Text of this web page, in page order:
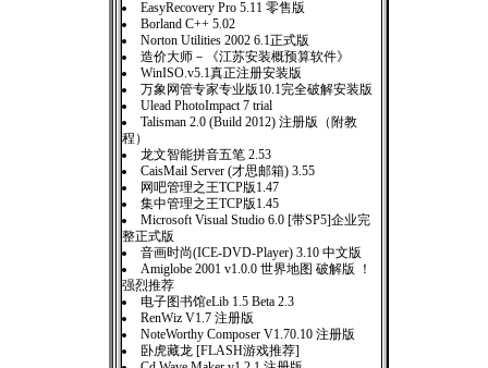
EasyRecovery Pro 5.11 零售版
Borland C++ 5.02
Norton Utilities 2002 6.1正式版
造价大师－《江苏安装概预算软件》
WinISO.v5.1真正注册安装版
万象网管专家专业版10.1完全破解安装版
Ulead PhotoImpact 7 trial
Talisman 2.0 (Build 2012) 注册版（附教
程）
龙文智能拼音五笔 2.53
CaisMail Server (才思邮箱) 3.55
网吧管理之王TCP版1.47
集中管理之王TCP版1.45
Microsoft Visual Studio 6.0 [带SP5]企业完
整正式版
音画时尚(ICE-DVD-Player) 3.10 中文版
Amiglobe 2001 v1.0.0 世界地图 破解版 ！
强烈推荐
电子图书馆eLib 1.5 Beta 2.3
RenWiz V1.7 注册版
NoteWorthy Composer V1.70.10 注册版
卧虎藏龙 [FLASH游戏推荐]